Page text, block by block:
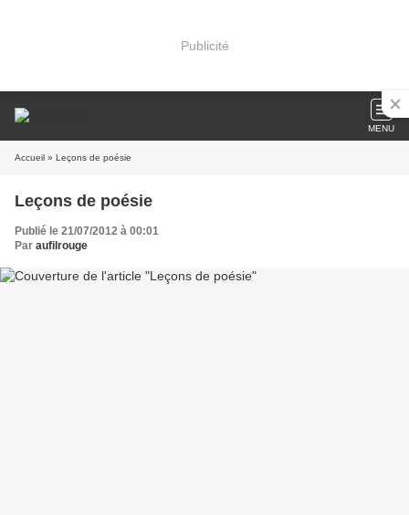
Publicité
MENU
Accueil » Leçons de poésie
Leçons de poésie
Publié le 21/07/2012 à 00:01
Par aufilrouge